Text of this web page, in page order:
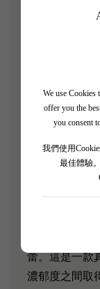
We use Cookies
offer you the
you consent
我們使用
最佳體驗
Frescobaldi
遠見的項目：
Lamberto 和
七十年代以來
驗，以及對它
的。 Luce，
桑嬌維塞的優
Luce Della
蕾。這是一款
濃郁度之間取